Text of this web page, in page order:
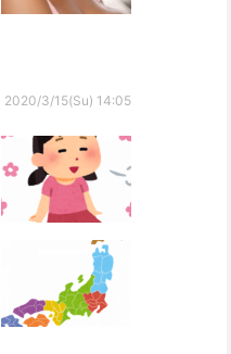
2020/3/15(Su) 14:05